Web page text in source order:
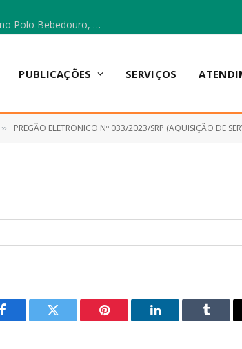
Escola Municipal Vicentina Vieira dos Santos, no Polo Bebedouro, recebeu materiais para a implantação do Cantinho da Leitura e da Sala Multidisciplinar.
PUBLICAÇÕES SERVIÇOS
» PREGÃO ELETRONICO Nº 033/2023/SRP (AQUISIÇÃO DE SERVIÇOS DE MANUTENÇÃO E
Facebook Twitter Pinterest LinkedIn Tumblr